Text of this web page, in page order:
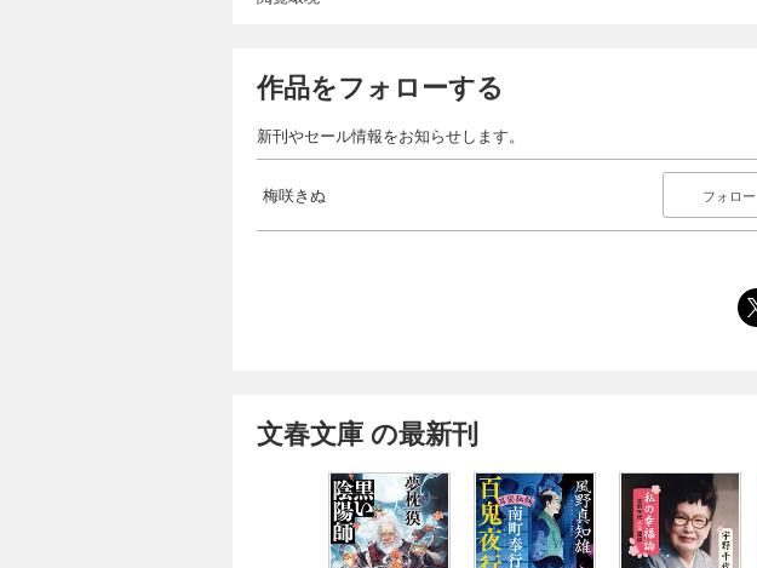
作品をフォローする
新刊やセール情報をお知らせします。
梅咲きぬ フォロー
文春文庫 の最新刊